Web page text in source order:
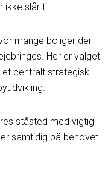
slår til.
mange boliger der
Her er valget
centralt strategisk
ståsted med vigtig
samtidig på behovet